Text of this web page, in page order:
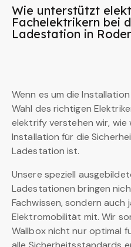
Wie unterstützt
Fachelektrikern bei
Ladestation in
Wenn es um die
Wahl des richtigen
elektrify verstehen wir,
Installation für die
Ladestation ist.
Unsere speziell
Ladestationen bringen
Fachwissen, sondern auch
Elektromobilität mit. Wir
Wallbox nicht nur optimal